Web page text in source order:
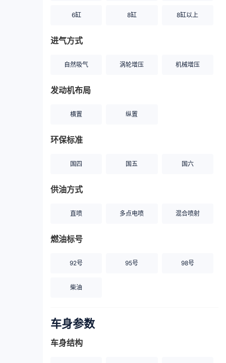
6缸 8缸 8缸以上
进气方式
自然吸气 涡轮增压 机械增压
发动机布局
横置 纵置
环保标准
国四 国五 国六
供油方式
直喷 多点电喷 混合喷射
燃油标号
92号 95号 98号
柴油
车身参数
车身结构